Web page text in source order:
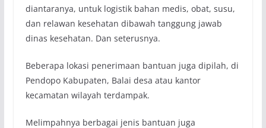
diantaranya, untuk logistik bahan medis, obat, susu,
dan relawan kesehatan dibawah tanggung jawab
dinas kesehatan. Dan seterusnya.
Beberapa lokasi penerimaan bantuan juga dipilah, di
Pendopo Kabupaten, Balai desa atau kantor
kecamatan wilayah terdampak.
Melimpahnya berbagai jenis bantuan juga